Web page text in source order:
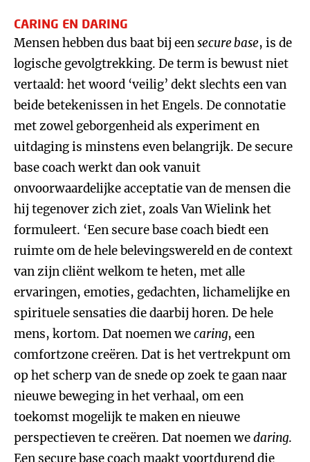
CARING EN DARING
Mensen hebben dus baat bij eensecure base, is de
logische gevolgtrekking. De term is bewust niet
vertaald: het woord ‘veilig’ dekt slechts een van
beide betekenissen in het Engels. De connotatie
met zowel geborgenheid als experiment en
uitdaging is minstens even belangrijk. De secure
base coach werkt dan ook vanuit
onvoorwaardelijke acceptatie van de mensen die
hij tegenover zich ziet, zoals Van Wielink het
formuleert. ‘Een secure base coach biedt een
ruimte om de hele belevingswereld en de context
van zijn cliënt welkom te heten, met alle
ervaringen, emoties, gedachten, lichamelijke en
spirituele sensaties die daarbij horen. De hele
mens, kortom. Dat noemen wecaring, een
comfortzone creëren. Dat is het vertrekpunt om
op het scherp van de snede op zoek te gaan naar
nieuwe beweging in het verhaal, om een
toekomst mogelijk te maken en nieuwe
perspectieven te creëren. Dat noemen wedaring.
Een secure base coach maakt voortdurend die